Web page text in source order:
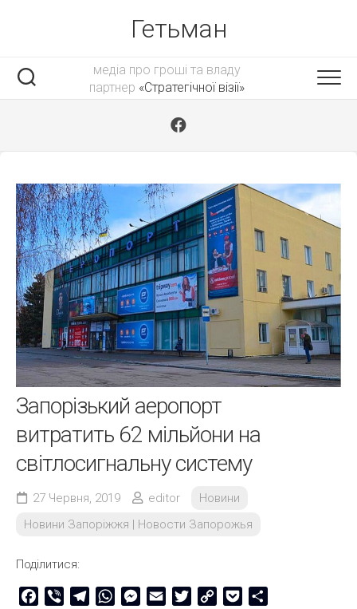
Гетьман
медіа про гроші та владу
партнер «Стратегічної візії»
Запорізький аеропорт
витратить 62 мільйони на
світлосигнальну систему
27 Червня, 2019 editor
Новини
Новини Запоріжжя | Новости Запорожья
Поділитися:
Facebook
Viber TelegramWhatsAppMessenger
Email TwitterCopy
Pocket